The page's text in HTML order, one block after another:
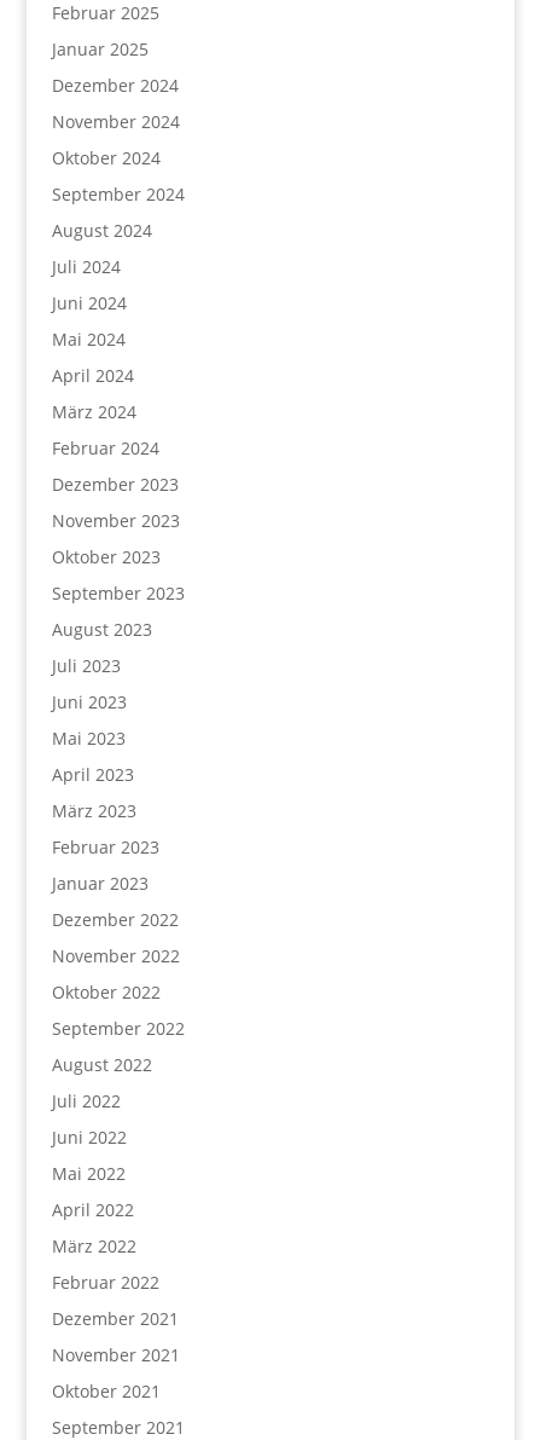
Februar 2025
Januar 2025
Dezember 2024
November 2024
Oktober 2024
September 2024
August 2024
Juli 2024
Juni 2024
Mai 2024
April 2024
März 2024
Februar 2024
Dezember 2023
November 2023
Oktober 2023
September 2023
August 2023
Juli 2023
Juni 2023
Mai 2023
April 2023
März 2023
Februar 2023
Januar 2023
Dezember 2022
November 2022
Oktober 2022
September 2022
August 2022
Juli 2022
Juni 2022
Mai 2022
April 2022
März 2022
Februar 2022
Dezember 2021
November 2021
Oktober 2021
September 2021